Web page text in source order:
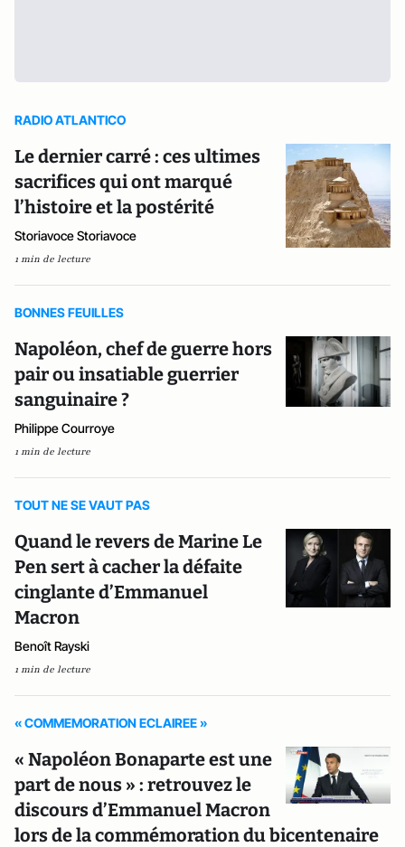
RADIO ATLANTICO
Le dernier carré : ces ultimes
sacrifices qui ont marqué
l’histoire et la postérité
Storiavoce Storiavoce
1 min de lecture
BONNES FEUILLES
Napoléon, chef de guerre hors
pair ou insatiable guerrier
sanguinaire ?
Philippe Courroye
1 min de lecture
TOUT NE SE VAUT PAS
Quand le revers de Marine Le
Pen sert à cacher la défaite
cinglante d’Emmanuel
Macron
Benoît Rayski
1 min de lecture
« COMMEMORATION ECLAIREE »
« Napoléon Bonaparte est une
part de nous » : retrouvez le
discours d’Emmanuel Macron
lors de la commémoration du bicentenaire